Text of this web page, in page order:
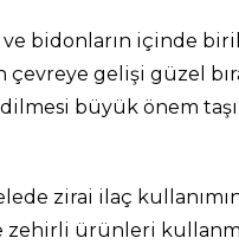
bidonların içinde
gelişi güzel
büyük önem
zirai ilaç
zehirli ürünleri